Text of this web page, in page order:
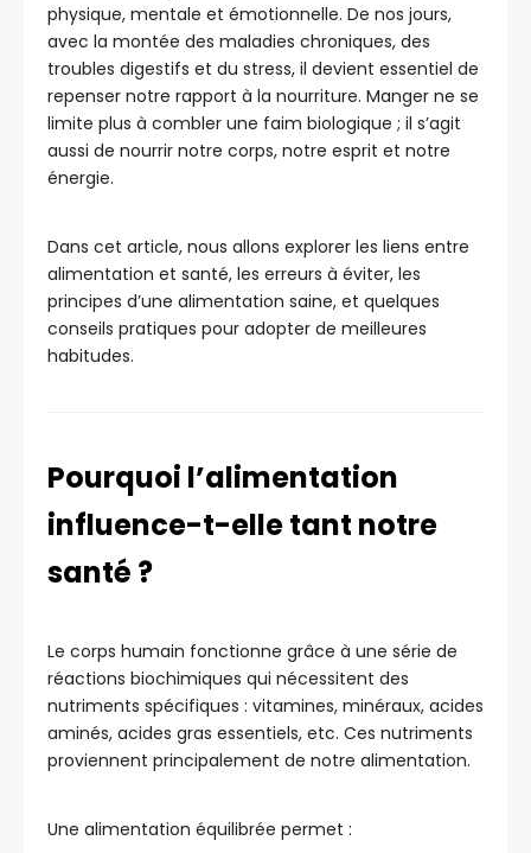
physique, mentale et émotionnelle. De nos jours,
avec la montée des maladies chroniques, des
troubles digestifs et du stress, il devient essentiel de
repenser notre rapport à la nourriture. Manger ne se
limite plus à combler une faim biologique ; il s’agit
aussi de nourrir notre corps, notre esprit et notre
énergie.
Dans cet article, nous allons explorer les liens entre
alimentation et santé, les erreurs à éviter, les
principes d’une alimentation saine, et quelques
conseils pratiques pour adopter de meilleures
habitudes.
Pourquoi l’alimentation
influence-t-elle tant notre
santé ?
Le corps humain fonctionne grâce à une série de
réactions biochimiques qui nécessitent des
nutriments spécifiques : vitamines, minéraux, acides
aminés, acides gras essentiels, etc. Ces nutriments
proviennent principalement de notre alimentation.
Une alimentation équilibrée permet :